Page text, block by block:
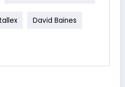
David Baines